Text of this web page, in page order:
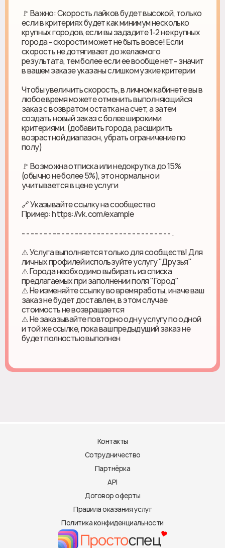
🚩 Важно: Скорость лайков будет высокой, только
если в критериях будет как минимум несколько
крупных городов, если вы зададите 1-2 не крупных
города - скорости может не быть вовсе! Если
скорость не дотягивает до желаемого
результата, тем более если ее вообще нет - значит
в вашем заказе указаны слишком узкие критерии
Чтобы увеличить скорость, в личном кабинете вы в
любое время можете отменить выполняющийся
заказ с возвратом остатка на счет, а затем
создать новый заказ с более широкими
критериями. (добавить города, расширить
возрастной диапазон, убрать ограничение по
полу)
🚩 Возможна отписка или недокрутка до 15%
(обычно не более 5%), это нормально и
учитывается в цене услуги
🔗 Указывайте ссылку на сообщество
Пример: https://vk.com/example
- - - - - - - - - - - - - - - - - - - - - - - - - - - - - - - - - - .
⚠️ Услуга выполняется только для сообществ! Для
личных профилей используйте услугу "Друзья"
⚠️ Города необходимо выбирать из списка
предлагаемых при заполнении поля "Город"
⚠️ Не изменяйте ссылку во время работы, иначе ваш
заказ не будет доставлен, в этом случае
стоимость не возвращается
⚠️ Не заказывайте повторно одну услугу по одной
и той же ссылке, пока ваш предыдущий заказ не
будет полностью выполнен
Контакты
Сотрудничество
Партнёрка
API
Договор оферты
Правила оказания услуг
Политика конфиденциальности